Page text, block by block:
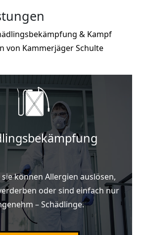
& Kampf
von Kammerjäger Schulte
sie können Allergien auslösen,
oder sind einfach nur
– Schädlinge.